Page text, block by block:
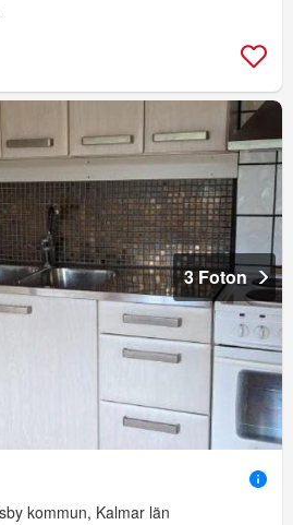
3 Foton
kommun, Kalmar län